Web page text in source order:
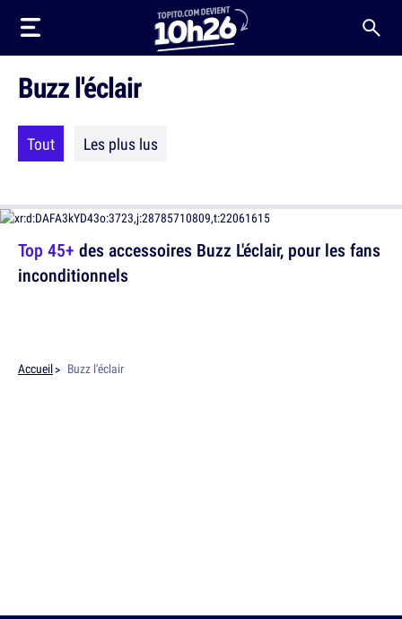
Buzz l'éclair
Tout Les plus lus
Top 45+ des accessoires Buzz L'éclair, pour les fans
inconditionnels
Accueil Buzz l'éclair